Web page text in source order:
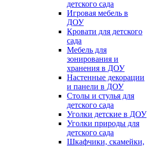
детского сада
Игровая мебель в
ДОУ
Кровати для детского
сада
Мебель для
зонирования и
хранения в ДОУ
Настенные декорации
и панели в ДОУ
Столы и стулья для
детского сада
Уголки детские в ДОУ
Уголки природы для
детского сада
Шкафчики, скамейки,